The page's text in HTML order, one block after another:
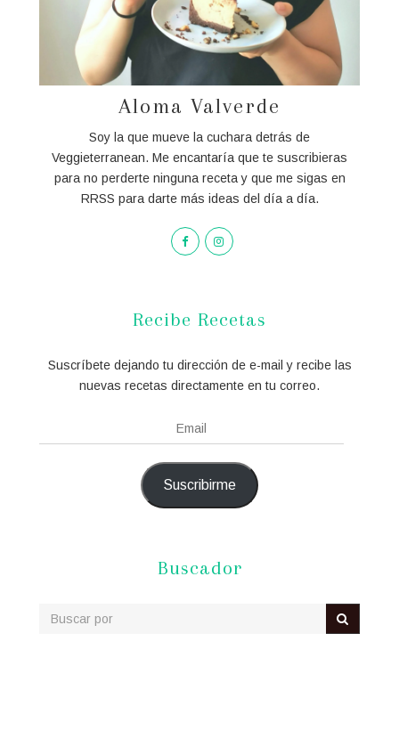
Aloma Valverde
Soy la que mueve la cuchara detrás de
Veggieterranean. Me encantaría que te suscribieras
para no perderte ninguna receta y que me sigas en
RRSS para darte más ideas del día a día.
Recibe Recetas
Suscríbete dejando tu dirección de e-mail y recibe las
nuevas recetas directamente en tu correo.
Email
Suscribirme
Buscador